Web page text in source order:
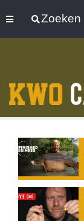
Zoeken